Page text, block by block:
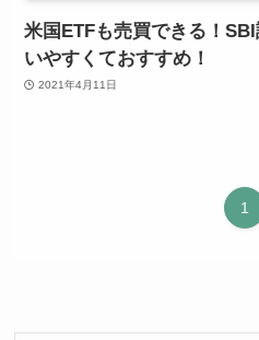
米国ETFも売買できる！
いやすくておすすめ！
2021年4月11日
1